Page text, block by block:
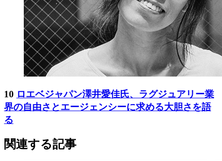
10 ロエベジャパン澤井愛佳氏、ラグジュアリー業
界の自由さとエージェンシーに求める大胆さを語
る
関連する記事